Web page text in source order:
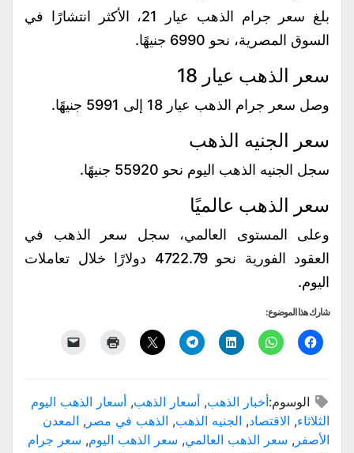
بلغ سعر جرام الذهب عيار 21، الأكثر انتشارًا في
السوق المصرية، نحو 6990 جنيهًا.
سعر الذهب عيار 18
وصل سعر جرام الذهب عيار 18 إلى 5991 جنيهًا.
سعر الجنيه الذهب
سجل الجنيه الذهب اليوم نحو 55920 جنيهًا.
سعر الذهب عالميًا
وعلى المستوى العالمي، سجل سعر الذهب في
العقود الفورية نحو 4722.79 دولارًا خلال تعاملات
اليوم.
شارك هذا الموضوع:
الوسوم:أخبار الذهب, أسعار الذهب, أسعار الذهب اليوم
الثلاثاء, الاقتصاد, الجنيه الذهب, الذهب في مصر , المعدن
الأصفر , سعر الذهب العالمي, سعر الذهب اليوم, سعر جرام